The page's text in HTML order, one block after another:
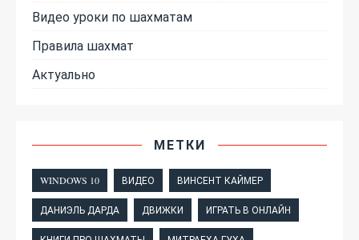
Видео уроки по шахматам
Правила шахмат
Актуально
МЕТКИ
WINDOWS 10 ВИДЕО ВИНСЕНТ КАЙМЕР
ДАНИЭЛЬ ДАРДА ДВИЖКИ ИГРАТЬ В ОНЛАЙН